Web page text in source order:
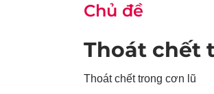
Chủ đề
Thoát chết
Thoát chết trong cơn lũ